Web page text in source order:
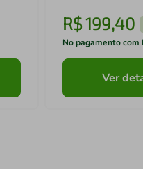
R$199,40
No pagamento com
Ver